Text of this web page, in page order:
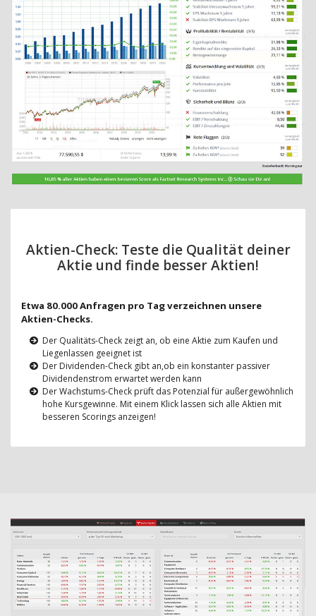
Aktien-Check: Teste die Qualität deiner
Aktie und finde besser Aktien!
Etwa 80.000 Anfragen pro Tag verzeichnen unsere
Aktien-Checks.
Der Qualitäts-Check zeigt an, ob eine Aktie zum Kaufen und
Liegenlassen geeignet ist
Der Dividenden-Check gibt an,ob ein konstanter passiver
Dividendenstrom erwartet werden kann
Der Wachstums-Check prüft das Potenzial für außergewöhnlich
hohe Kursgewinne. Mit einem Klick lassen sich alle Aktien mit
besseren Scorings anzeigen!